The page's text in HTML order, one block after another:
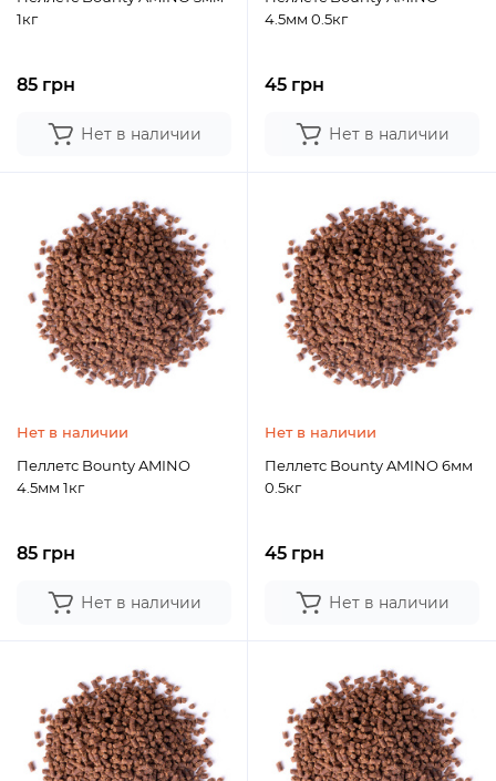
1кг
85 грн
Нет в наличии
4.5мм 0.5кг
45 грн
Нет в наличии
Нет в наличии
Пеллетс Bounty AMINO
4.5мм 1кг
85 грн
Нет в наличии
Нет в наличии
Пеллетс Bounty AMINO 6мм
0.5кг
45 грн
Нет в наличии